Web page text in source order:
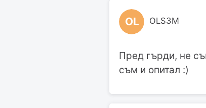
OL OLS3M
Пред гърди, не
съм и опитал :)